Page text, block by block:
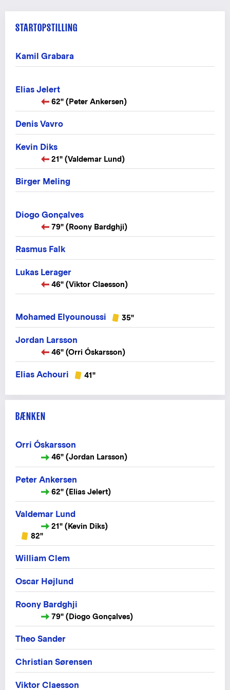
STARTOPSTILLING
Kamil Grabara
Elias Jelert
62" (Peter Ankersen)
Denis Vavro
Kevin Diks
21" (Valdemar Lund)
Birger Meling
Diogo Gonçalves
79" (Roony Bardghji)
Rasmus Falk
Lukas Lerager
46" (Viktor Claesson)
Mohamed Elyounoussi 35"
Jordan Larsson
46" (Orri Óskarsson)
Elias Achouri 41"
BÆNKEN
Orri Óskarsson
46" (Jordan Larsson)
Peter Ankersen
62" (Elias Jelert)
Valdemar Lund
21" (Kevin Diks)
82"
William Clem
Oscar Højlund
Roony Bardghji
79" (Diogo Gonçalves)
Theo Sander
Christian Sørensen
Viktor Claesson